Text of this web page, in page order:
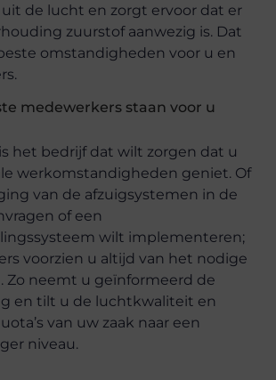
de lucht en zorgt ervoor dat er
zuurstof aanwezig is. Dat
omstandigheden voor u en
medewerkers staan voor u
het bedrijf dat wilt zorgen dat u
werkomstandigheden geniet. Of
van de afzuigsystemen in de
of een
wilt implementeren;
voorzien u altijd van het nodige
Zo neemt u geïnformeerd de
en tilt u de luchtkwaliteit en
van uw zaak naar een
niveau.